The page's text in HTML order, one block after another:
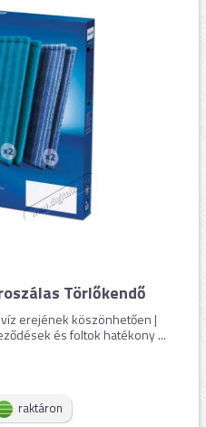
Törlőkendő
erejének köszönhetően |
és foltok hatékony ...
raktáron